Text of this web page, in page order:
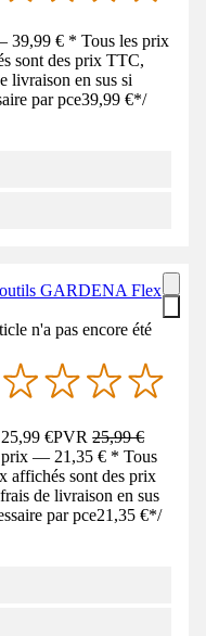
39,99 € * Tous les prix
sont des prix TTC,
livraison en sus si
par pce39,99 €*/
GARDENA Flex
n'a pas encore été
€PVR25,99 €
— 21,35 € * Tous
affichés sont des prix
de livraison en sus
par pce21,35 €*/